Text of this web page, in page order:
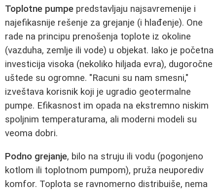
Toplotne pumpe predstavljaju najsavremenije i
najefikasnije rešenje za grejanje (i hlađenje). One
rade na principu prenošenja toplote iz okoline
(vazduha, zemlje ili vode) u objekat. Iako je početna
investicija visoka (nekoliko hiljada evra), dugoročne
uštede su ogromne. "Racuni su nam smesni,"
izveštava korisnik koji je ugradio geotermalne
pumpe. Efikasnost im opada na ekstremno niskim
spoljnim temperaturama, ali moderni modeli su
veoma dobri.
Podno grejanje, bilo na struju ili vodu (pogonjeno
kotlom ili toplotnom pumpom), pruža neuporediv
komfor. Toplota se ravnomerno distribuiše, nema